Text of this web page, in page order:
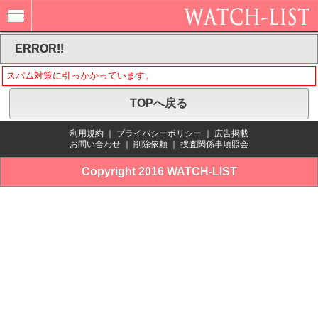
ERROR!!
スパム対策に引っかかっています。
TOPへ戻る
利用規約 プライバシーポリシー
広告掲載
お問い合わせ
削除依頼 捜査関係事項照会
Copyright 2016 WATCH-LIST